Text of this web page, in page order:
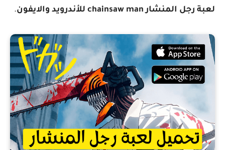
لعبة رجل المنشار chainsaw man للأندرويد والايفون
.